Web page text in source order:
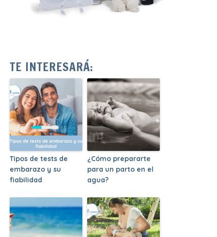
TE INTERESARÁ:
Tipos de tests de
embarazo y su
fiabilidad
¿Cómo prepararte
para un parto en el
agua?